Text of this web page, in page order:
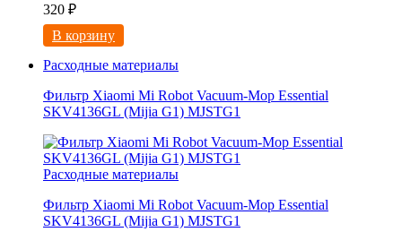
320 ₽
В корзину
Расходные материалы
Фильтр Xiaomi Mi Robot Vacuum-Mop Essential
SKV4136GL (Mijia G1) MJSTG1
Расходные материалы
Фильтр Xiaomi Mi Robot Vacuum-Mop Essential
SKV4136GL (Mijia G1) MJSTG1